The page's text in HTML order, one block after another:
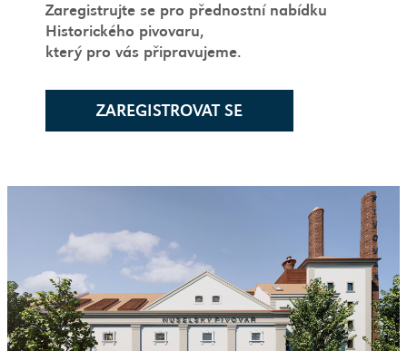
Zaregistrujte se pro přednostní nabídku
Historického pivovaru,
který pro vás připravujeme.
ZAREGISTROVAT SE